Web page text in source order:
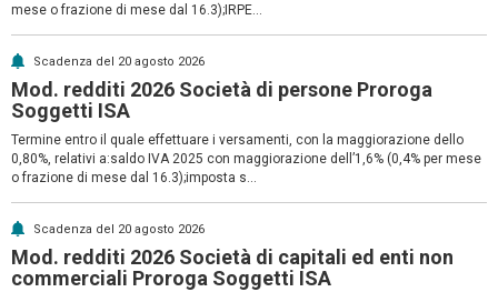
mese o frazione di mese dal 16.3);IRPE...
Scadenza del 20 agosto 2026
Mod. redditi 2026 Società di persone Proroga
Soggetti ISA
Termine entro il quale effettuare i versamenti, con la maggiorazione dello
0,80%, relativi a:saldo IVA 2025 con maggiorazione dell’1,6% (0,4% per mese
o frazione di mese dal 16.3);imposta s...
Scadenza del 20 agosto 2026
Mod. redditi 2026 Società di capitali ed enti non
commerciali Proroga Soggetti ISA